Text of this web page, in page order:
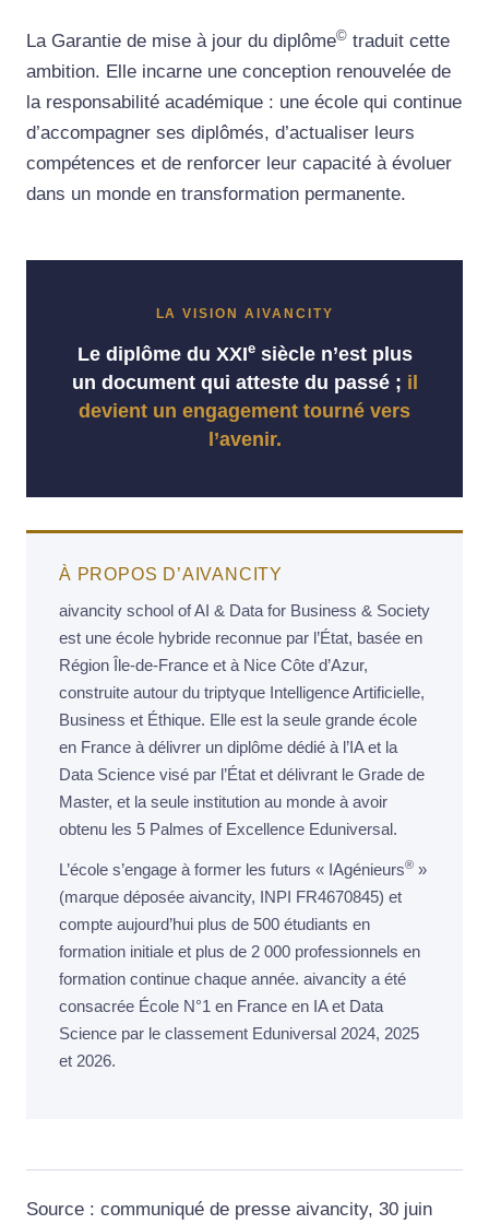
La Garantie de mise à jour du diplôme© traduit cette
ambition. Elle incarne une conception renouvelée de
la responsabilité académique : une école qui continue
d’accompagner ses diplômés, d’actualiser leurs
compétences et de renforcer leur capacité à évoluer
dans un monde en transformation permanente.
LA VISION AIVANCITY
Le diplôme du XXIesiècle n’est plus
un document qui atteste du passé ; il
devient un engagement tourné vers
l’avenir.
À PROPOS D’AIVANCITY
aivancity school of AI & Data for Business & Society
est une école hybride reconnue par l’État, basée en
Région Île-de-France et à Nice Côte d’Azur,
construite autour du triptyque Intelligence Artificielle,
Business et Éthique. Elle est la seule grande école
en France à délivrer un diplôme dédié à l’IA et la
Data Science visé par l’État et délivrant le Grade de
Master, et la seule institution au monde à avoir
obtenu les 5 Palmes of Excellence Eduniversal.
L’école s’engage à former les futurs « IAgénieurs® »
(marque déposée aivancity, INPI FR4670845) et
compte aujourd’hui plus de 500 étudiants en
formation initiale et plus de 2 000 professionnels en
formation continue chaque année. aivancity a été
consacrée École N°1 en France en IA et Data
Science par le classement Eduniversal 2024, 2025
et 2026.
Source : communiqué de presse aivancity, 30 juin